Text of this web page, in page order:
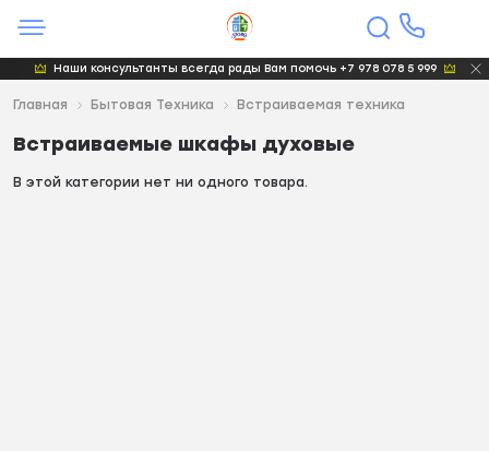
Наши консультанты всегда рады Вам помочь +7 978 078 5 999
Главная Бытовая Техника Bстраиваемая техника
Bстраиваемые шкафы духовые
В этой категории нет ни одного товара.